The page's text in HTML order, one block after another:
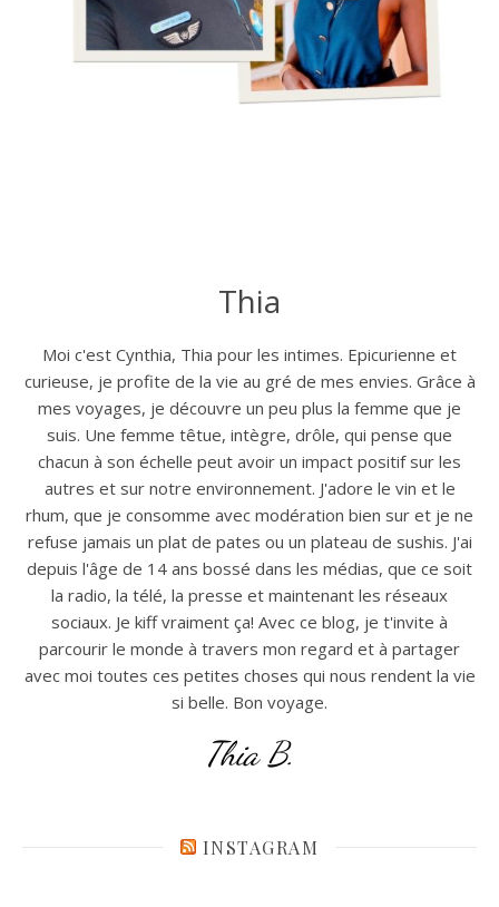
Thia
Moi c'est Cynthia, Thia pour les intimes. Epicurienne et
curieuse, je profite de la vie au gré de mes envies. Grâce à
mes voyages, je découvre un peu plus la femme que je
suis. Une femme têtue, intègre, drôle, qui pense que
chacun à son échelle peut avoir un impact positif sur les
autres et sur notre environnement. J'adore le vin et le
rhum, que je consomme avec modération bien sur et je ne
refuse jamais un plat de pates ou un plateau de sushis. J'ai
depuis l'âge de 14 ans bossé dans les médias, que ce soit
la radio, la télé, la presse et maintenant les réseaux
sociaux. Je kiff vraiment ça! Avec ce blog, je t'invite à
parcourir le monde à travers mon regard et à partager
avec moi toutes ces petites choses qui nous rendent la vie
si belle. Bon voyage.
Thia B.
INSTAGRAM